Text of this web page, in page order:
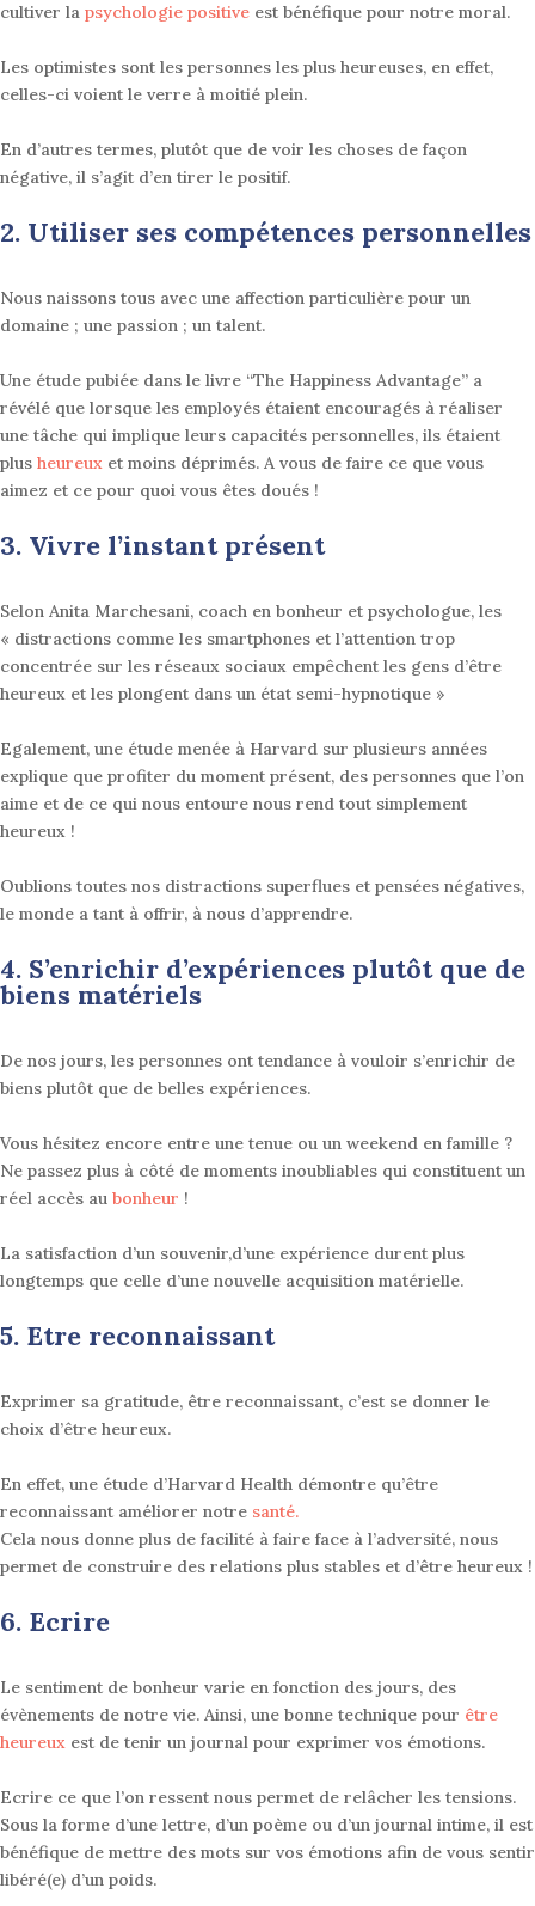
cultiver la psychologie positive est bénéfique pour notre moral.
Les optimistes sont les personnes les plus heureuses, en effet,
celles-ci voient le verre à moitié plein.
En d’autres termes, plutôt que de voir les choses de façon
négative, il s’agit d’en tirer le positif.
2. Utiliser ses compétences personnelles
Nous naissons tous avec une affection particulière pour un
domaine ; une passion ; un talent.
Une étude pubiée dans le livre “The Happiness Advantage” a
révélé que lorsque les employés étaient encouragés à réaliser
une tâche qui implique leurs capacités personnelles, ils étaient
plus heureux et moins déprimés. A vous de faire ce que vous
aimez et ce pour quoi vous êtes doués !
3. Vivre l’instant présent
Selon Anita Marchesani, coach en bonheur et psychologue, les
« distractions comme les smartphones et l’attention trop
concentrée sur les réseaux sociaux empêchent les gens d’être
heureux et les plongent dans un état semi-hypnotique »
Egalement, une étude menée à Harvard sur plusieurs années
explique que profiter du moment présent, des personnes que l’on
aime et de ce qui nous entoure nous rend tout simplement
heureux !
Oublions toutes nos distractions superflues et pensées négatives,
le monde a tant à offrir, à nous d’apprendre.
4. S’enrichir d’expériences plutôt que de
biens matériels
De nos jours, les personnes ont tendance à vouloir s’enrichir de
biens plutôt que de belles expériences.
Vous hésitez encore entre une tenue ou un weekend en famille ?
Ne passez plus à côté de moments inoubliables qui constituent un
réel accès au bonheur !
La satisfaction d’un souvenir,d’une expérience durent plus
longtemps que celle d’une nouvelle acquisition matérielle.
5. Etre reconnaissant
Exprimer sa gratitude, être reconnaissant, c’est se donner le
choix d’être heureux.
En effet, une étude d’Harvard Health démontre qu’être
reconnaissant améliorer notre santé.
Cela nous donne plus de facilité à faire face à l’adversité, nous
permet de construire des relations plus stables et d’être heureux !
6. Ecrire
Le sentiment de bonheur varie en fonction des jours, des
évènements de notre vie. Ainsi, une bonne technique pour être
heureux est de tenir un journal pour exprimer vos émotions.
Ecrire ce que l’on ressent nous permet de relâcher les tensions.
Sous la forme d’une lettre, d’un poème ou d’un journal intime, il est
bénéfique de mettre des mots sur vos émotions afin de vous sentir
libéré(e) d’un poids.